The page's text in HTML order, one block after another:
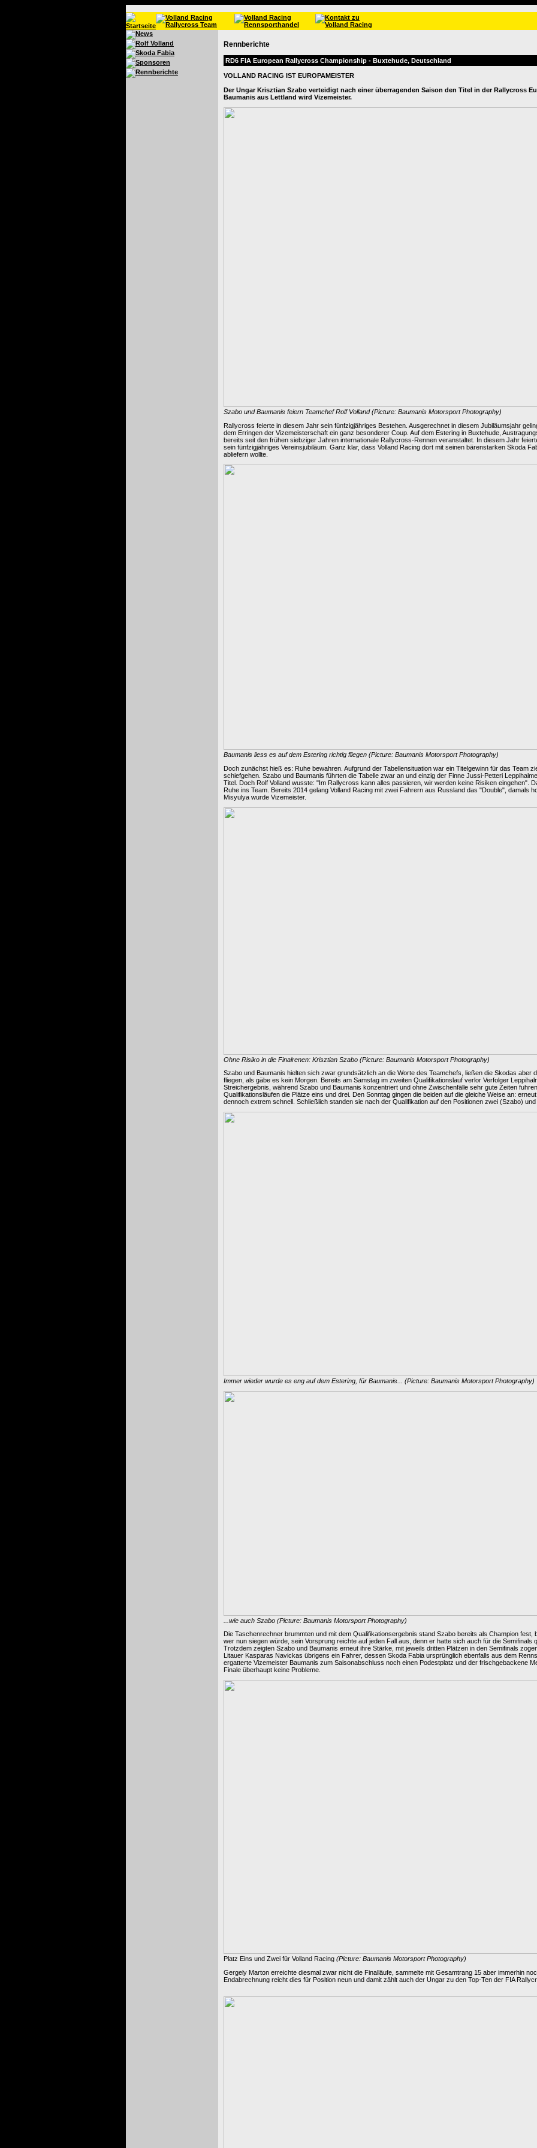
Rennberichte
RD6 FIA European Rallycross Championship - Buxtehude, Deutschland
VOLLAND RACING IST EUROPAMEISTER
Der Ungar Krisztian Szabo verteidigt nach einer überragenden Saison den Titel in der Rallycross
Baumanis aus Lettland wird Vizemeister.
Szabo und Baumanis feiern Teamchef Rolf Volland (Picture: Baumanis Motorsport Photography)
Rallycross feierte in diesem Jahr sein fünfzigjähriges Bestehen. Ausgerechnet in diesem Jubiläumsjahr
dem Erringen der Vizemeisterschaft ein ganz besonderer Coup. Auf dem Estering in Buxtehude,
bereits seit den frühen siebziger Jahren internationale Rallycross-Rennen veranstaltet. In diesem Jahr
sein fünfzigjähriges Vereinsjubiläum. Ganz klar, dass Volland Racing dort mit seinen bärenstarken Skoda
abliefern wollte.
Baumanis liess es auf dem Estering richtig fliegen (Picture: Baumanis Motorsport Photography)
Doch zunächst hieß es: Ruhe bewahren. Aufgrund der Tabellensituation war ein Titelgewinn für das Team
schiefgehen. Szabo und Baumanis führten die Tabelle zwar an und einzig der Finne Jussi-Petteri
Titel. Doch Rolf Volland wusste: "Im Rallycross kann alles passieren, wir werden keine Risiken eingehen".
Ruhe ins Team. Bereits 2014 gelang Volland Racing mit zwei Fahrern aus Russland das "Double", damals
Misyulya wurde Vizemeister.
Ohne Risiko in die Finalrenen: Krisztian Szabo (Picture: Baumanis Motorsport Photography)
Szabo und Baumanis hielten sich zwar grundsätzlich an die Worte des Teamchefs, ließen die Skodas aber
fliegen, als gäbe es kein Morgen. Bereits am Samstag im zweiten Qualifikationslauf verlor Verfolger
Streichergebnis, während Szabo und Baumanis konzentriert und ohne Zwischenfälle sehr gute Zeiten
Qualifikationsläufen die Plätze eins und drei. Den Sonntag gingen die beiden auf die gleiche Weise an:
dennoch extrem schnell. Schließlich standen sie nach der Qualifikation auf den Positionen zwei (Szabo) und
Immer wieder wurde es eng auf dem Estering, für Baumanis... (Picture: Baumanis Motorsport Photography)
...wie auch Szabo (Picture: Baumanis Motorsport Photography)
Die Taschenrechner brummten und mit dem Qualifikationsergebnis stand Szabo bereits als Champion fest,
wer nun siegen würde, sein Vorsprung reichte auf jeden Fall aus, denn er hatte sich auch für die Semifinals
Trotzdem zeigten Szabo und Baumanis erneut ihre Stärke, mit jeweils dritten Plätzen in den Semifinals
Litauer Kasparas Navickas übrigens ein Fahrer, dessen Skoda Fabia ursprünglich ebenfalls aus dem
ergatterte Vizemeister Baumanis zum Saisonabschluss noch einen Podestplatz und der frischgebackene
Finale überhaupt keine Probleme.
Platz Eins und Zwei für Volland Racing (Picture: Baumanis Motorsport Photography)
Gergely Marton erreichte diesmal zwar nicht die Finalläufe, sammelte mit Gesamtrang 15 aber immerhin
Endabrechnung reicht dies für Position neun und damit zählt auch der Ungar zu den Top-Ten der FIA